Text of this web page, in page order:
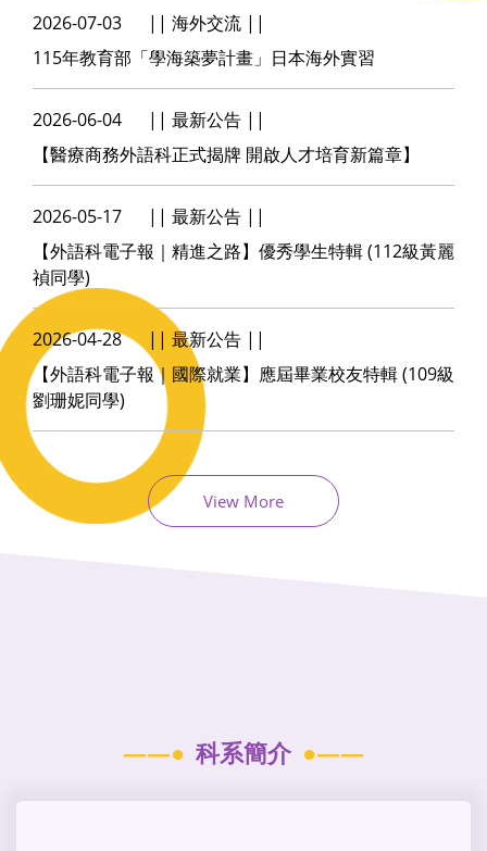
2026-07-03
海外交流
115年教育部「學海築夢計畫」日本海外實習
2026-06-04
最新公告
【醫療商務外語科正式揭牌 開啟人才培育新篇章】
2026-05-17
最新公告
【外語科電子報｜精進之路】優秀學生特輯 (112級黃麗
禎同學)
2026-04-28
最新公告
【外語科電子報｜國際就業】應屆畢業校友特輯 (109級
劉珊妮同學)
View More
科系簡介